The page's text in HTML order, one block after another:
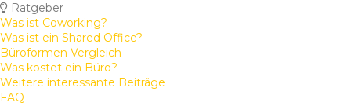
Ratgeber
Was ist Coworking?
Was ist ein Shared Office?
Büroformen Vergleich
Was kostet ein Büro?
Weitere interessante Beiträge
FAQ